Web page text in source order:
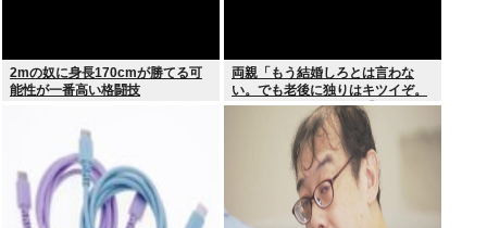
2mの奴に身長170cmが勝てる可
能性が一番高い格闘技
両親「もう結婚しろとは言わな
い。でも老後に独りはキツイぞ。
どうするんだ？」俺ら「…」